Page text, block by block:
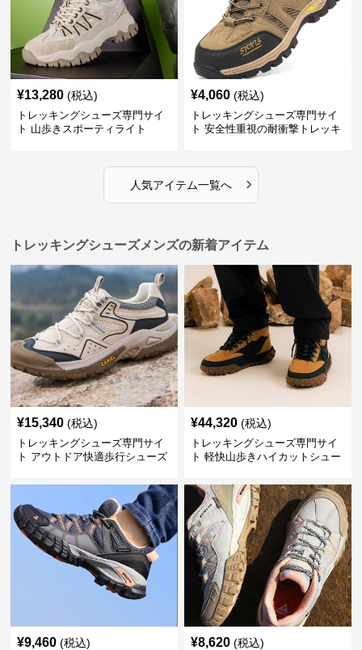
¥13,280 (税込)
トレッキングシューズ専門サイ
ト 山歩きスポーティライト
¥4,060 (税込)
トレッキングシューズ専門サイ
ト 安全性重視の耐衝撃トレッキ
人気アイテム一覧へ ›
トレッキングシューズメンズの新着アイテム
¥15,340 (税込)
トレッキングシューズ専門サイ
ト アウトドア快適歩行シューズ
¥44,320 (税込)
トレッキングシューズ専門サイ
ト 軽快山歩きハイカットシュー
¥9,460 (税込) ¥8,620 (税込)